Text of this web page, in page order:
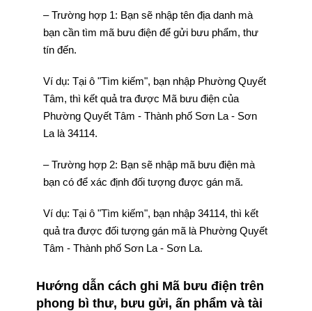
– Trường hợp 1: Bạn sẽ nhập tên địa danh mà
bạn cần tìm mã bưu điện để gửi bưu phẩm, thư
tín đến.
Ví dụ: Tại ô "Tìm kiếm", bạn nhập Phường Quyết
Tâm, thì kết quả tra được Mã bưu điện của
Phường Quyết Tâm - Thành phố Sơn La - Sơn
La là 34114.
– Trường hợp 2: Bạn sẽ nhập mã bưu điện mà
bạn có để xác định đối tượng được gán mã.
Ví dụ: Tại ô "Tìm kiếm", bạn nhập 34114, thì kết
quả tra được đối tượng gán mã là Phường Quyết
Tâm - Thành phố Sơn La - Sơn La.
Hướng dẫn cách ghi Mã bưu điện trên
phong bì thư, bưu gửi, ấn phẩm và tài